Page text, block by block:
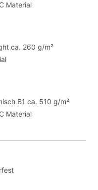
Material
ca. 260 g/m²
B1 ca. 510 g/m²
Material